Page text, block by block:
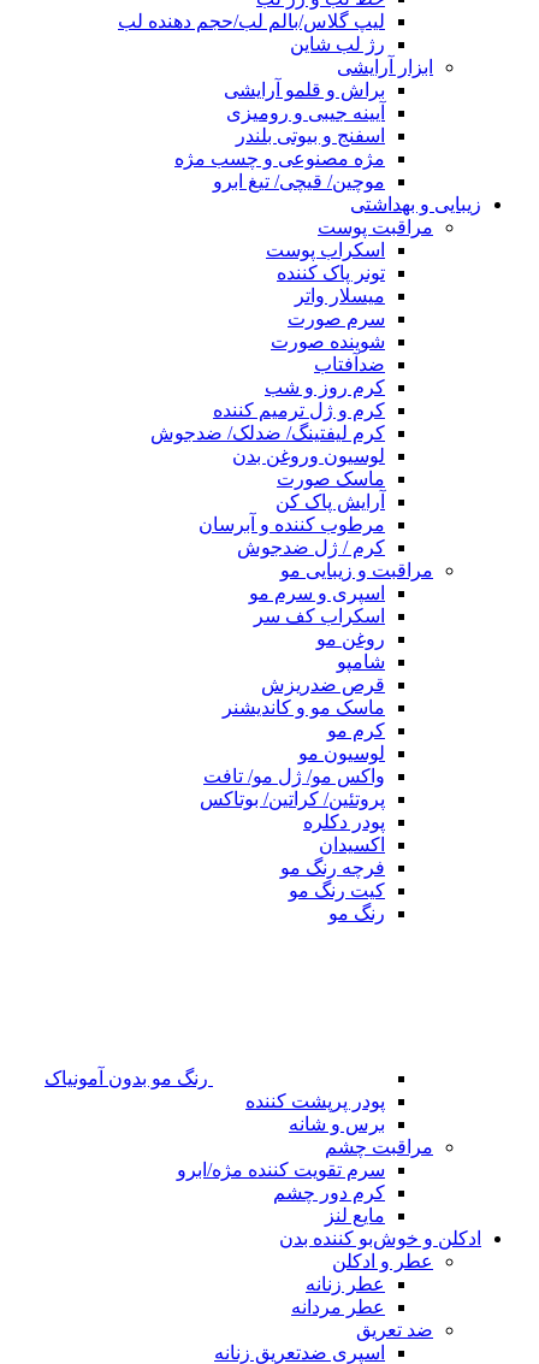
لیپ گلاس/بالم لب/حجم دهنده لب
رژ لب شاین
ابزار آرایشی
براش و قلمو آرایشی
آیینه جیبی و رومیزی
اسفنج و بیوتی بلندر
مژه مصنوعی و چسب مژه
موچین/ قیچی/ تیغ ابرو
زیبایی و بهداشتی
مراقبت پوست
اسکراب پوست
تونر پاک کننده
میسلار واتر
سرم صورت
شوینده صورت
ضدآفتاب
کرم روز و شب
کرم و ژل ترمیم کننده
کرم لیفتینگ/ ضدلک/ ضدجوش
لوسیون وروغن بدن
ماسک صورت
آرایش پاک کن
مرطوب کننده و آبرسان
کرم / ژل ضدجوش
مراقبت و زیبایی مو
اسپری و سرم مو
اسکراب کف سر
روغن مو
شامپو
قرص ضدریزش
ماسک مو و کاندیشنر
کرم مو
لوسیون مو
واکس مو/ ژل مو/ تافت
پروتئین/ کراتین/ بوتاکس
پودر دکلره
اکسیدان
فرچه رنگ مو
کیت رنگ مو
رنگ مو
رنگ مو بدون آمونیاک
پودر پرپشت کننده
برس و شانه
مراقبت چشم
سرم تقویت کننده مژه/ابرو
کرم دور چشم
مایع لنز
ادکلن و خوش‌بو کننده بدن
عطر و ادکلن
عطر زنانه
عطر مردانه
ضد تعریق
اسپری ضدتعریق زنانه